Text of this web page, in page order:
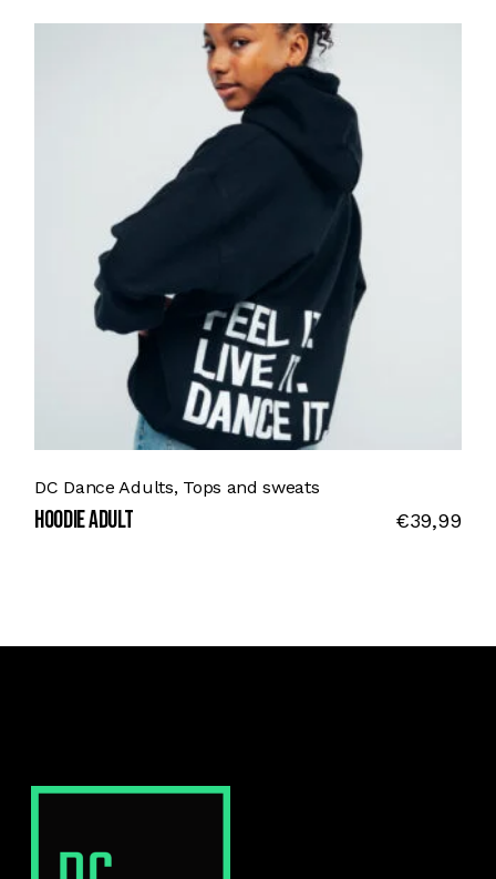
DC Dance Adults Tops and sweats
Hoodie adult €39,99